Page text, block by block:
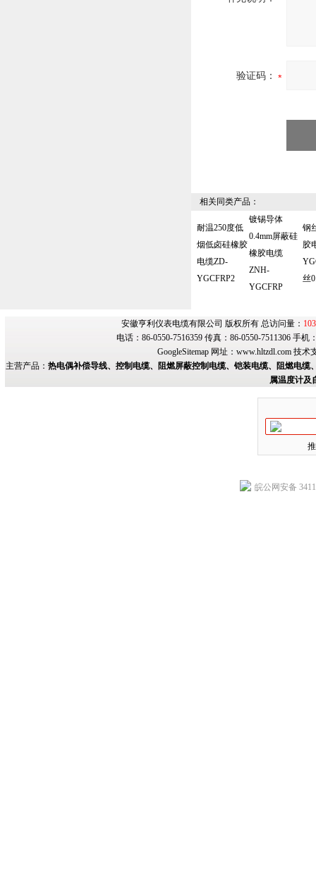
验证码：
相关同类产品：
耐温250度低
烟低卤硅橡胶
电缆ZD-
YGCFRP2
镀锡导体
0.4mm屏蔽硅
橡胶电缆
ZNH-
YGCFRP
钢
胶
丝
安徽亨利仪表电缆有限公司 版权所有 总访问量：
电话：86-0550-7516359 传真：86-0550-7511306 手
GoogleSitemap网址： www.hltzdl.com技术
主营产品： 热电偶补偿导线、控制电缆、阻燃屏蔽控制电缆、铠装电缆、阻燃电
属温度计及
皖公网安备